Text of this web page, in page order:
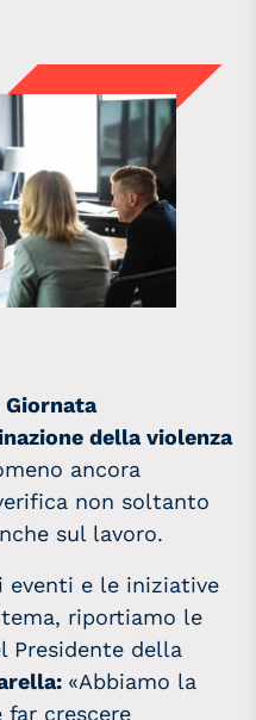
Giornata
della violenza
ancora
non soltanto
sul lavoro.
e le iniziative
riportiamo le
Presidente della
«Abbiamo la
far crescere